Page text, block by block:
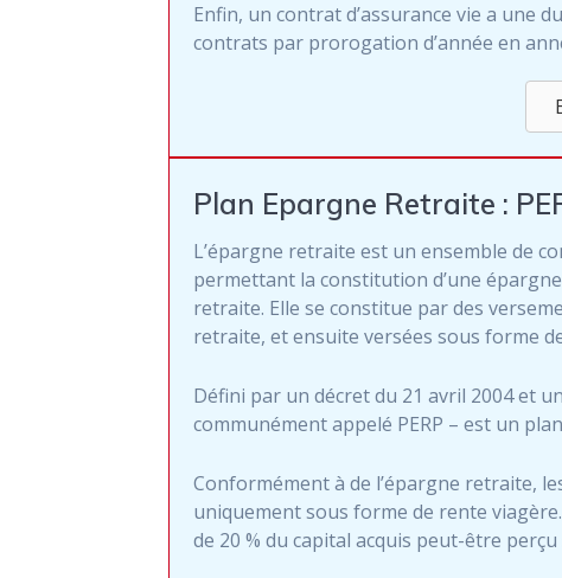
Enfin, un contrat d’assurance vie a une
contrats par prorogation d’année en
Plan Epargne Retraite :
L’épargne retraite est un ensemble de
permettant la constitution d’une
retraite. Elle se constitue par des
retraite, et ensuite versées sous forme
Défini par un décret du 21 avril 2004 et
communément appelé PERP – est un
Conformément à de l’épargne retraite,
uniquement sous forme de rente
de 20 % du capital acquis peut-être perçu